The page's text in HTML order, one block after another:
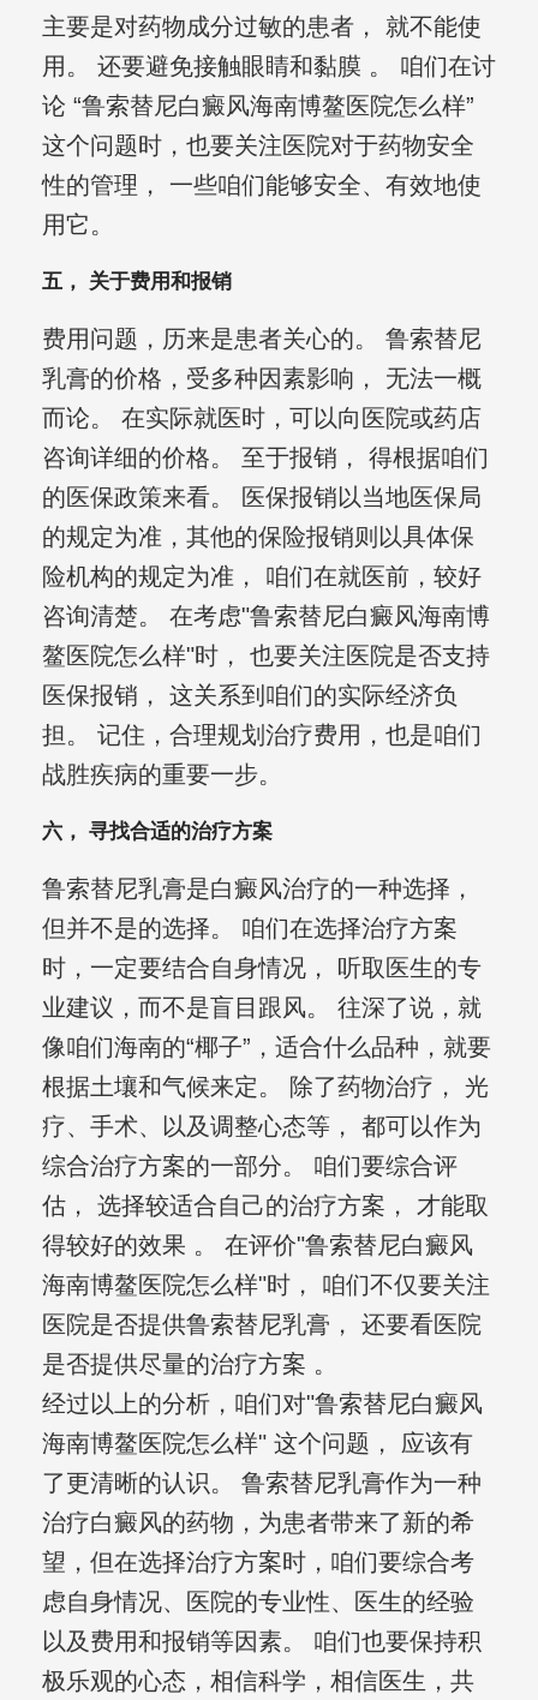
主要是对药物成分过敏的患者， 就不能使
用。 还要避免接触眼睛和黏膜 。 咱们在讨
论 “鲁索替尼白癜风海南博鳌医院怎么样”
这个问题时，也要关注医院对于药物安全
性的管理， 一些咱们能够安全、有效地使
用它。
五， 关于费用和报销
费用问题，历来是患者关心的。 鲁索替尼
乳膏的价格，受多种因素影响， 无法一概
而论。 在实际就医时，可以向医院或药店
咨询详细的价格。 至于报销， 得根据咱们
的医保政策来看。 医保报销以当地医保局
的规定为准，其他的保险报销则以具体保
险机构的规定为准， 咱们在就医前，较好
咨询清楚。 在考虑"鲁索替尼白癜风海南博
鳌医院怎么样"时， 也要关注医院是否支持
医保报销， 这关系到咱们的实际经济负
担。 记住，合理规划治疗费用，也是咱们
战胜疾病的重要一步。
六， 寻找合适的治疗方案
鲁索替尼乳膏是白癜风治疗的一种选择，
但并不是的选择。 咱们在选择治疗方案
时，一定要结合自身情况， 听取医生的专
业建议，而不是盲目跟风。 往深了说，就
像咱们海南的“椰子”，适合什么品种，就要
根据土壤和气候来定。 除了药物治疗， 光
疗、手术、以及调整心态等， 都可以作为
综合治疗方案的一部分。 咱们要综合评
估， 选择较适合自己的治疗方案， 才能取
得较好的效果 。 在评价"鲁索替尼白癜风
海南博鳌医院怎么样"时， 咱们不仅要关注
医院是否提供鲁索替尼乳膏， 还要看医院
是否提供尽量的治疗方案 。
经过以上的分析，咱们对"鲁索替尼白癜风
海南博鳌医院怎么样" 这个问题， 应该有
了更清晰的认识。 鲁索替尼乳膏作为一种
治疗白癜风的药物，为患者带来了新的希
望，但在选择治疗方案时，咱们要综合考
虑自身情况、医院的专业性、医生的经验
以及费用和报销等因素。 咱们也要保持积
极乐观的心态，相信科学，相信医生，共